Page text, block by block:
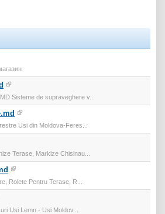
Sisteme de supraveghere v...
Usi din Moldova-Feres...
Terase, Markize Chisinau...
Rolete Pentru Terase, R...
Usi Lemn - Usi Moldov...